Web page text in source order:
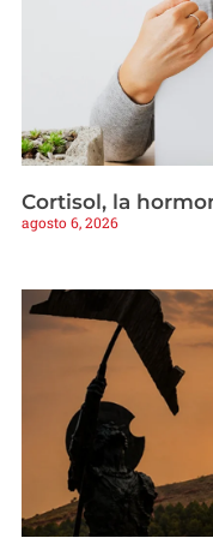
Cortisol, la
agosto 6, 2026